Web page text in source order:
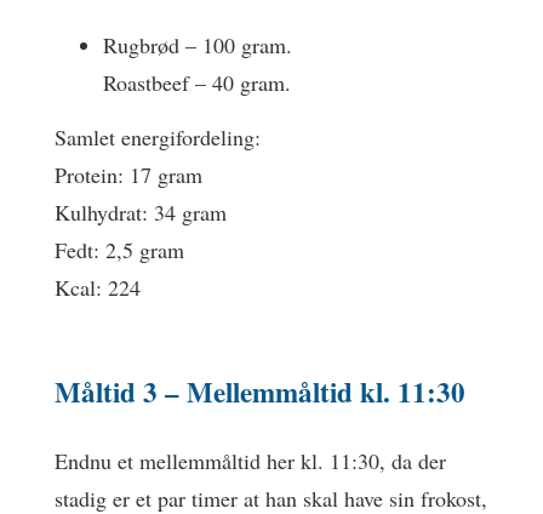
Rugbrød – 100 gram.
Roastbeef – 40 gram.
Samlet energifordeling:
Protein: 17 gram
Kulhydrat: 34 gram
Fedt: 2,5 gram
Kcal: 224
Måltid 3 –Mellemmåltidkl. 11:30
Endnu et mellemmåltid her kl. 11:30, da der
stadig er et par timer at han skal have sin frokost,